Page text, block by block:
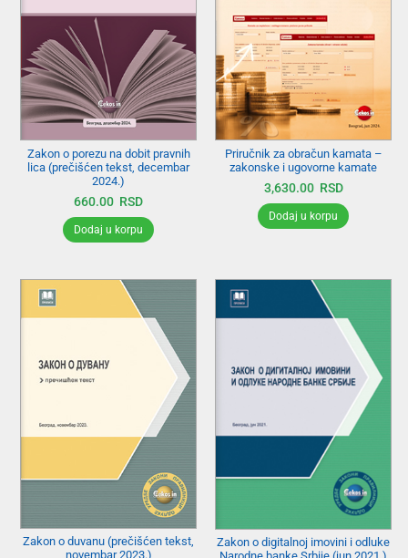
Zakon o porezu na dobit pravnih
lica (prečišćen tekst, decembar
2024.)
660.00 RSD
Dodaj u korpu
Priručnik za obračun kamata –
zakonske i ugovorne kamate
3,630.00 RSD
Dodaj u korpu
Zakon o duvanu (prečišćen tekst,
novembar 2023.)
Zakon o digitalnoj imovini i odluke